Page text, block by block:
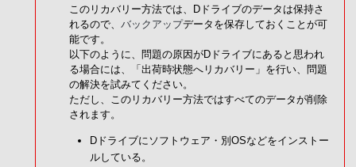
このリカバリー方法では、Dドライブのデータは保持さ
れるので、 バックアップデータを保存しておくことが可
能です。
以下のように、問題の原因がDドライブにあると思われ
る場合には、「出荷時状態へリカバリー」を行い、問題
の解決を試みてください。
ただし、このリカバリー方法ではすべてのデータが削除
されます。
Dドライブにソフトウェア・別OSなどをインストー
ルしている。